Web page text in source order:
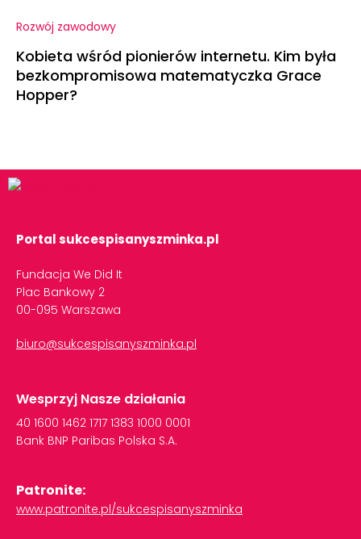
Rozwój zawodowy
Kobieta wśród pionierów internetu. Kim była
bezkompromisowa matematyczka Grace
Hopper?
Portal sukcespisanyszminka.pl
Fundacja We Did It
Plac Bankowy 2
00-095 Warszawa
biuro@sukcespisanyszminka.pl
Wesprzyj Nasze działania
40 1600 1462 1717 1383 1000 0001
Bank BNP Paribas Polska S.A.
Patronite:
www.patronite.pl/sukcespisanyszminka